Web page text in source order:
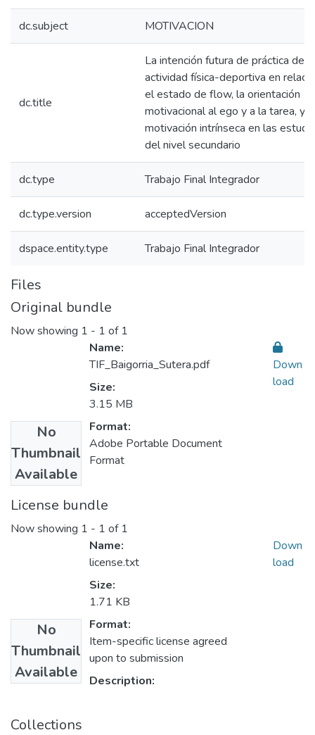
dc.subject MOTIVACION
dc.title
La intención futura de práctica de
actividad física-deportiva en
el estado de flow, la orientación
motivacional al ego y a la tarea, y
motivación intrínseca en las
del nivel secundario
dc.type Trabajo Final Integrador
dc.type.version acceptedVersion
dspace.entity.type Trabajo Final Integrador
Files
Original bundle
Now showing 1 - 1 of 1
No
Thumbnail
Available
Name:
TIF_Baigorria_Sutera.pdf
Size:
3.15 MB
Format:
Adobe Portable Document
Format
Down
load
License bundle
Now showing 1 - 1 of 1
No
Thumbnail
Available
Name:
license.txt
Size:
1.71 KB
Format:
Item-specific license agreed
upon to submission
Description:
Down
load
Collections